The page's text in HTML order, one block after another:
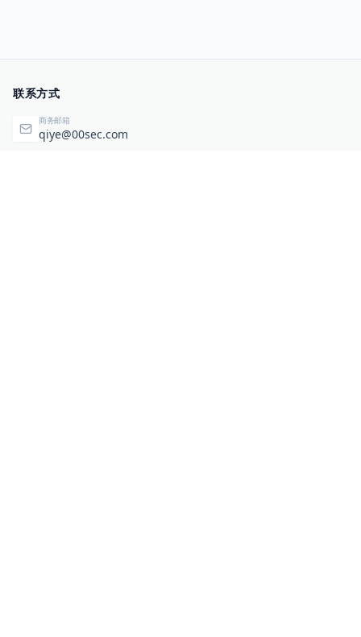
联系方式
商务邮箱
qiye@00sec.com